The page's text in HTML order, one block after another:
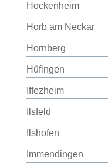
Hockenheim
Horb am Neckar
Hornberg
Hüfingen
Iffezheim
Ilsfeld
Ilshofen
Immendingen